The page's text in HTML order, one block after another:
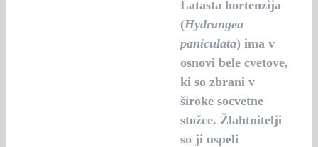
Latasta hortenzija
(Hydrangea
paniculata) ima v
osnovi bele cvetove,
ki so zbrani v
široke socvetne
stožce. Žlahtnitelji
so ji uspeli